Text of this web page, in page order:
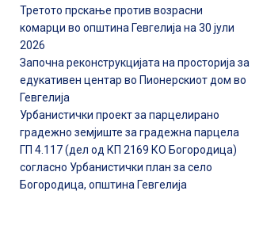
Третото прскање против возрасни
комарци во општина Гевгелија на 30 јули
2026
Започна реконструкцијата на просторија за
едукативен центар во Пионерскиот дом во
Гевгелија
Урбанистички проект за парцелирано
градежно земјиште за градежна парцела
ГП 4.117 (дел од КП 2169 КО Богородица)
согласно Урбанистички план за село
Богородица, општина Гевгелија